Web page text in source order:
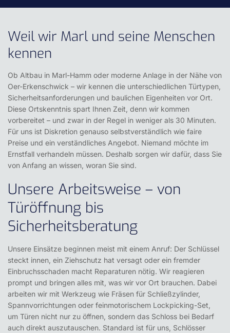
Weil wir Marl und seine Menschen
kennen
Ob Altbau in Marl-Hamm oder moderne Anlage in der Nähe von
Oer-Erkenschwick – wir kennen die unterschiedlichen Türtypen,
Sicherheitsanforderungen und baulichen Eigenheiten vor Ort.
Diese Ortskenntnis spart Ihnen Zeit, denn wir kommen
vorbereitet – und zwar in der Regel in weniger als 30 Minuten.
Für uns ist Diskretion genauso selbstverständlich wie faire
Preise und ein verständliches Angebot. Niemand möchte im
Ernstfall verhandeln müssen. Deshalb sorgen wir dafür, dass Sie
von Anfang an wissen, woran Sie sind.
Unsere Arbeitsweise – von
Türöffnung bis
Sicherheitsberatung
Unsere Einsätze beginnen meist mit einem Anruf: Der Schlüssel
steckt innen, ein Ziehschutz hat versagt oder ein fremder
Einbruchsschaden macht Reparaturen nötig. Wir reagieren
prompt und bringen alles mit, was wir vor Ort brauchen. Dabei
arbeiten wir mit Werkzeug wie Fräsen für Schließzylinder,
Spannvorrichtungen oder feinmotorischem Lockpicking-Set,
um Türen nicht nur zu öffnen, sondern das Schloss bei Bedarf
auch direkt auszutauschen. Standard ist für uns, Schlösser